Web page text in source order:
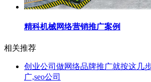
精科机械网络营销推广案例
相关推荐
创业公司做网络品牌推广就按这几
广,seo公司